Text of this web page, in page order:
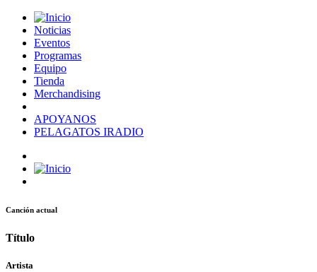
Noticias
Eventos
Programas
Equipo
Tienda
Merchandising
APOYANOS
PELAGATOS IRADIO
Canción actual
Título
Artista